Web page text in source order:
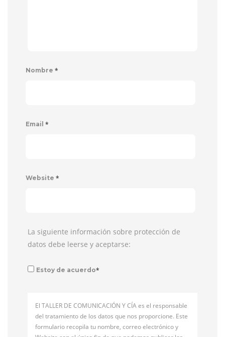
Nombre *
Email *
Website *
La siguiente información sobre protección de
datos debe leerse y aceptarse:
Estoy de acuerdo*
El TALLER DE COMUNICACIÓN Y CÍA es el responsable
del tratamiento de los datos que nos proporcione. Este
formulario recopila tu nombre, correo electrónico y